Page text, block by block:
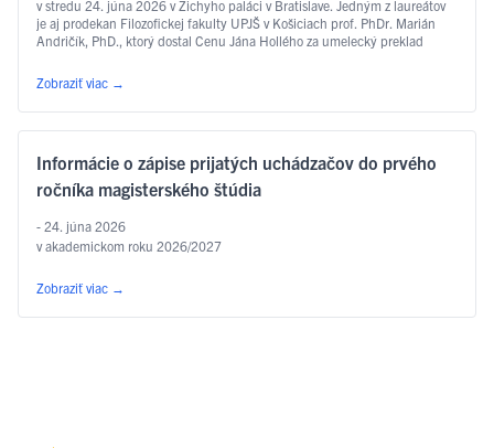
v stredu 24. júna 2026 v Zichyho paláci v Bratislave. Jedným z laureátov
je aj prodekan Filozofickej fakulty UPJŠ v Košiciach prof. PhDr. Marián
Andričík, PhD., ktorý dostal Cenu Jána Hollého za umelecký preklad
Zobraziť viac
→
Informácie o zápise prijatých uchádzačov do prvého
ročníka magisterského štúdia
- 24. júna 2026
v akademickom roku 2026/2027
Zobraziť viac →